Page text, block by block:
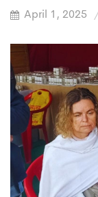
April 1, 2025